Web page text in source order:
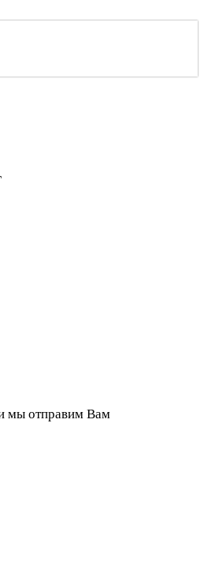
мы отправим Вам